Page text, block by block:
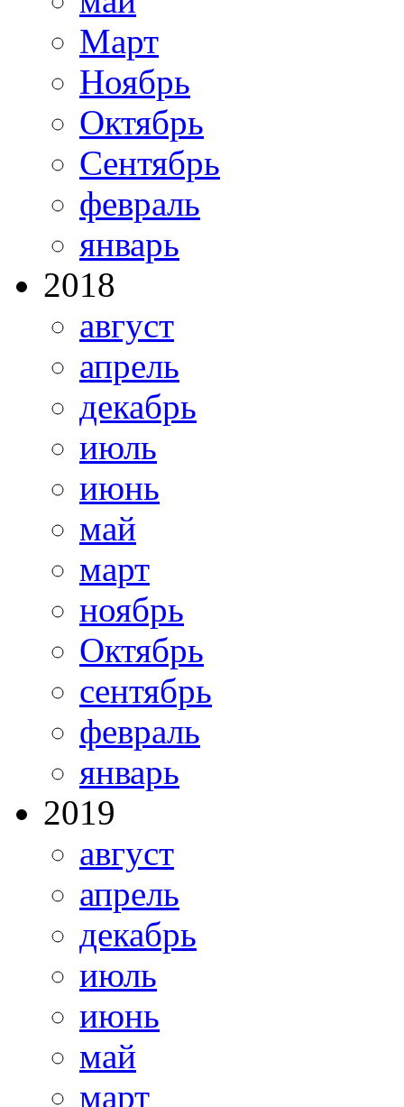
Март
Ноябрь
Октябрь
Сентябрь
февраль
январь
2018
август
апрель
декабрь
июль
июнь
май
март
ноябрь
Октябрь
сентябрь
февраль
январь
2019
август
апрель
декабрь
июль
июнь
май
март